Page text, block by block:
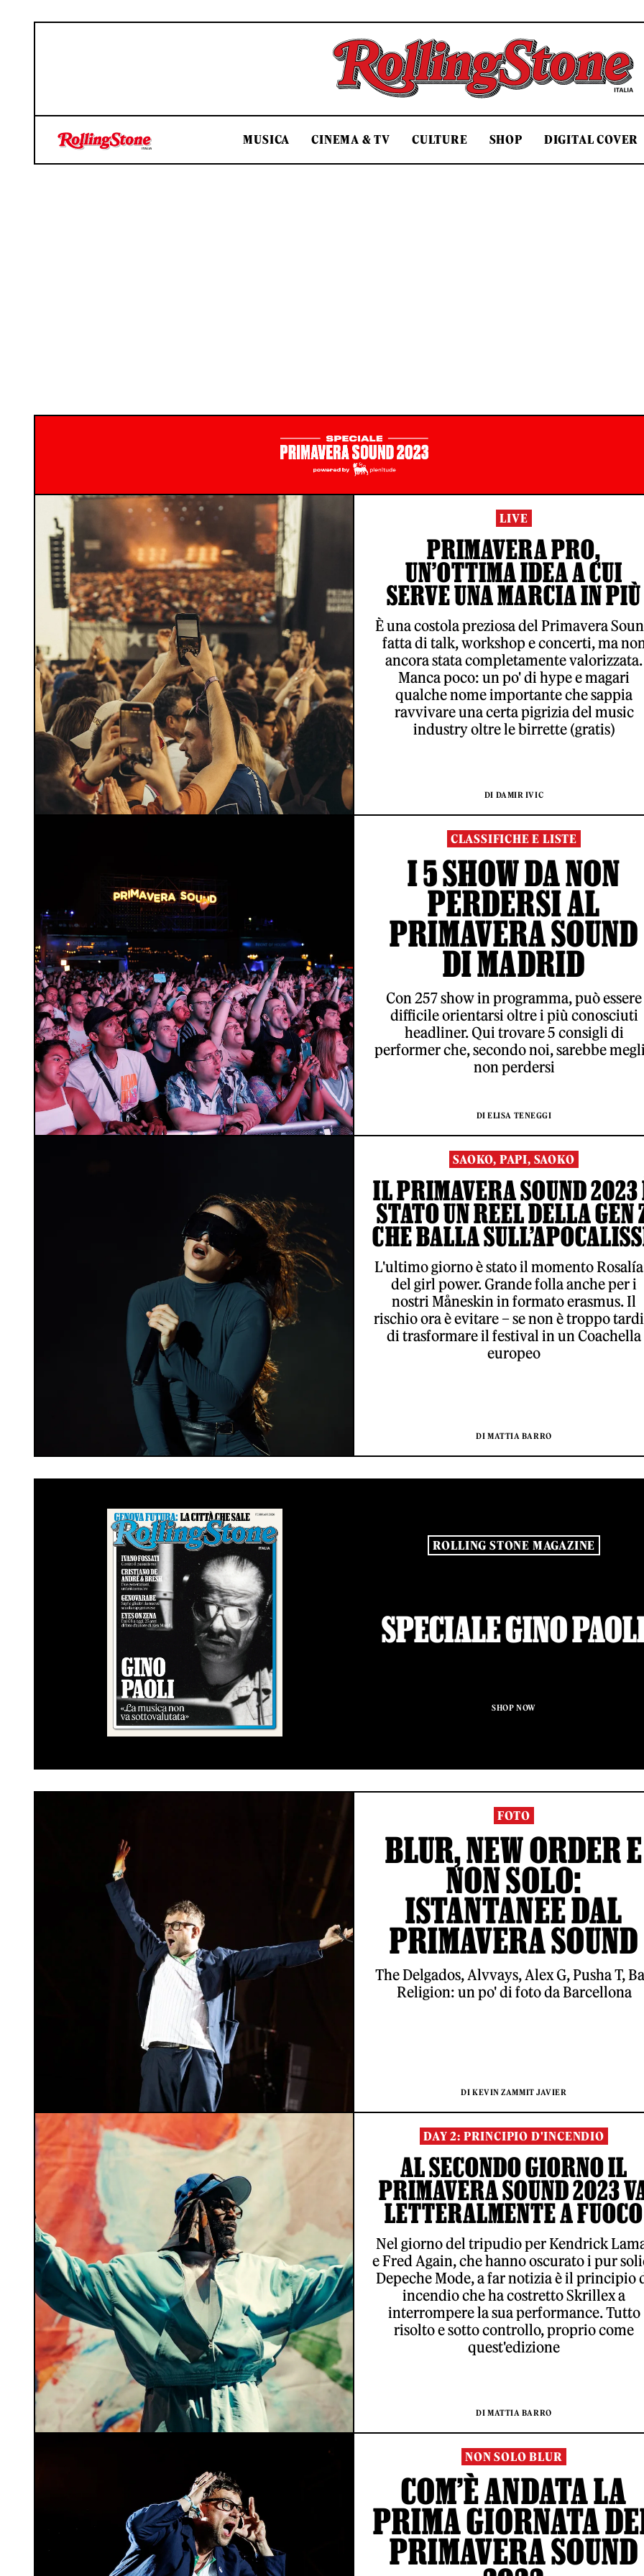
Rolling Stone Italia
MUSICA CINEMA & TV CULTURE SHOP DIGITAL COVER
LIVE
PRIMAVERA PRO,
UN’OTTIMA IDEA A CUI
SERVE UNA MARCIA IN PIÙ
È una costola preziosa del Primavera
fatta di talk, workshop e concerti, ma
ancora stata completamente valorizzata.
Manca poco: un po' di hype e magari
qualche nome importante che sappia
ravvivare una certa pigrizia del music
industry oltre le birrette (gratis)
DI DAMIR IVIC
CLASSIFICHE E LISTE
I 5 SHOW DA NON
PERDERSI AL
PRIMAVERA SOUND
DI MADRID
Con 257 show in programma, può essere
difficile orientarsi oltre i più conosciuti
headliner. Qui trovare 5 consigli di
performer che, secondo noi, sarebbe
non perdersi
DI ELISA TENEGGI
SAOKO, PAPI, SAOKO
IL PRIMAVERA SOUND 2023
STATO UN REEL DELLA GEN
CHE BALLA
L'ultimo giorno è stato il momento
del girl power. Grande folla anche per i
nostri Måneskin in formato erasmus. Il
rischio ora è evitare – se non è troppo
di trasformare il festival in un Coachella
europeo
DI MATTIA BARRO
ROLLING STONE MAGAZINE
SPECIALE GINO
SHOP NOW
FOTO
BLUR, NEW ORDER E
NON SOLO:
ISTANTANEE DAL
PRIMAVERA SOUND
The Delgados, Alvvays, Alex G, Pusha T,
Religion: un po' di foto da Barcellona
DI KEVIN ZAMMIT JAVIER
DAY 2: PRINCIPIO D'INCENDIO
AL SECONDO GIORNO IL
PRIMAVERA SOUND 2023
LETTERALMENTE A FUOCO
Nel giorno del tripudio per Kendrick
e Fred Again, che hanno oscurato i pur
Depeche Mode, a far notizia è il principio
incendio che ha costretto Skrillex a
interrompere la sua performance. Tutto
risolto e sotto controllo, proprio come
quest'edizione
DI MATTIA BARRO
NON SOLO BLUR
COM’È ANDATA LA
PRIMA GIORNATA
PRIMAVERA SOUND